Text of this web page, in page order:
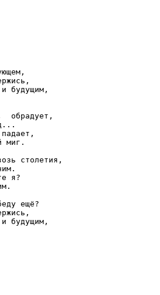
будущим,
обрадует,
миг.
столетия,
я?
ещё?
будущим,